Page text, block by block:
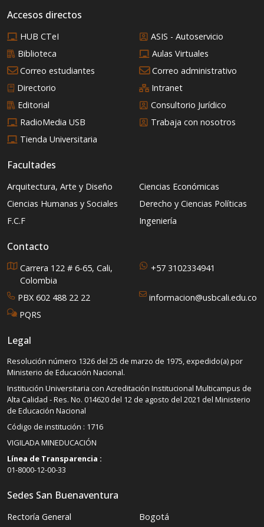
Accesos directos
HUB CTeI
ASIS - Autoservicio
Biblioteca
Aulas Virtuales
Correo estudiantes
Correo administrativo
Directorio
Intranet
Editorial
Consultorio Jurídico
RadioMedia USB
Trabaja con nosotros
Tienda Universitaria
Facultades
Arquitectura, Arte y Diseño
Ciencias Económicas
Ciencias Humanas y Sociales
Derecho y Ciencias Políticas
F.C.F
Ingeniería
Contacto
Carrera 122 # 6-65, Cali,
Colombia
+57 3102334941
PBX 602 488 22 22
informacion@usbcali.edu.co
PQRS
Legal
Resolución número 1326 del 25 de marzo de 1975, expedido(a) por
Ministerio de Educación Nacional.
Institución Universitaria con Acreditación Institucional Multicampus de
Alta Calidad - Res. No. 014620 del 12 de agosto del 2021 del Ministerio
de Educación Nacional
Código de institución : 1716
VIGILADA MINEDUCACIÓN
Línea de Transparencia :
01-8000-12-00-33
Sedes San Buenaventura
Rectoría General Bogotá